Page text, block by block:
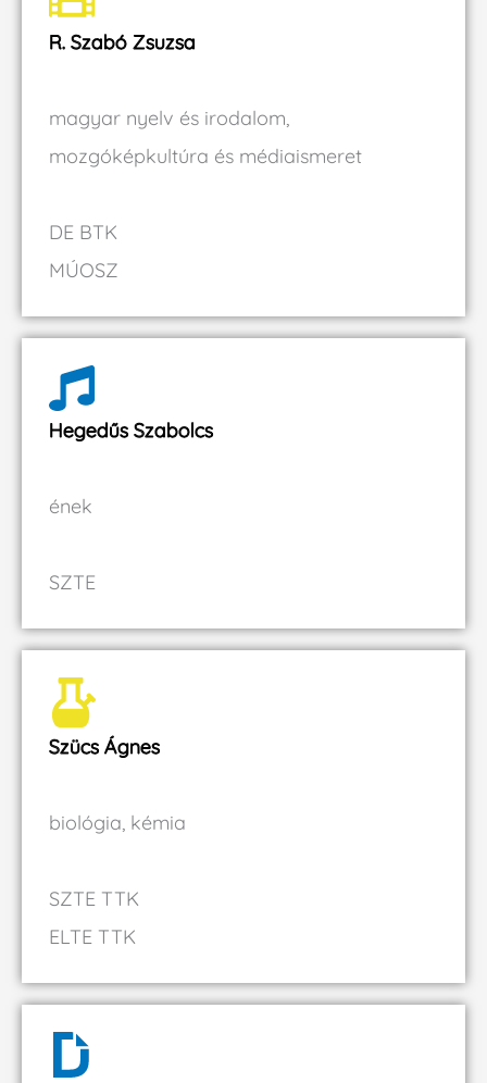
R. Szabó Zsuzsa
magyar nyelv és irodalom,
mozgóképkultúra és médiaismeret
DE BTK
MÚOSZ
Hegedűs Szabolcs
ének
SZTE
Szücs Ágnes
biológia, kémia
SZTE TTK
ELTE TTK